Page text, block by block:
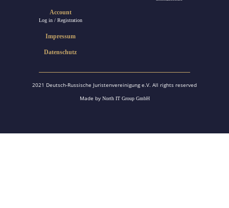
Account
Log in / Registration
Impressum
Datenschutz
2021 Deutsch-Russische Juristenvereinigung e.V. All rights reserved
Made by North IT Group GmbH